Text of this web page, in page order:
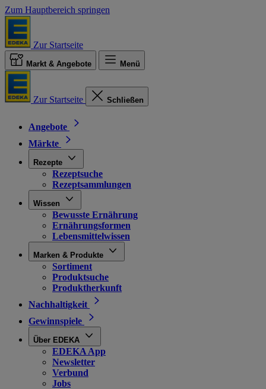
Zum Hauptbereich springen
Zur Startseite
Markt & Angebote Menü
Zur Startseite Schließen
Angebote
Märkte
Rezepte
Rezeptsuche
Rezeptsammlungen
Wissen
Bewusste Ernährung
Ernährungsformen
Lebensmittelwissen
Marken & Produkte
Sortiment
Produktsuche
Produktherkunft
Nachhaltigkeit
Gewinnspiele
Über EDEKA
EDEKA App
Newsletter
Verbund
Jobs